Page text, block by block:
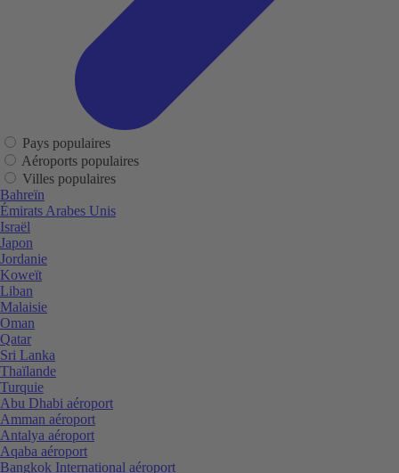
Pays populaires
Aéroports populaires
Villes populaires
Bahreïn
Émirats Arabes Unis
Israël
Japon
Jordanie
Koweït
Liban
Malaisie
Oman
Qatar
Sri Lanka
Thaïlande
Turquie
Abu Dhabi aéroport
Amman aéroport
Antalya aéroport
Aqaba aéroport
Bangkok International aéroport